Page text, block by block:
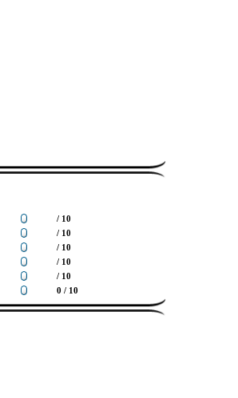
/ 10
/ 10
/ 10
/ 10
/ 10
0 / 10